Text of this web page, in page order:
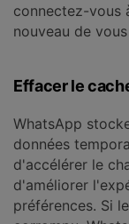
connectez-vous
nouveau de
Effacer le
WhatsApp
données
d'accélérer le
d'améliorer
préférences. Si